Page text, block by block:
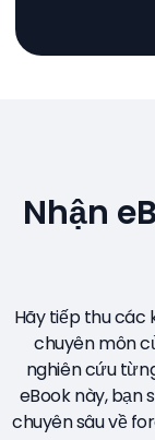
Nhận
Hãy tiếp thu các
chuyên môn
nghiên cứu
eBook này, bạn
chuyên sâu về